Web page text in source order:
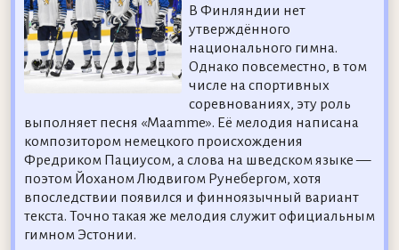
В Финляндии нет
утверждённого
национального гимна.
Однако повсеместно, в том
числе на спортивных
соревнованиях, эту роль
выполняет песня «Maamme». Её мелодия написана
композитором немецкого происхождения
Фредриком Пациусом, а слова на шведском языке —
поэтом Йоханом Людвигом Рунебергом, хотя
впоследствии появился и финноязычный вариант
текста. Точно такая же мелодия служит официальным
гимном Эстонии.